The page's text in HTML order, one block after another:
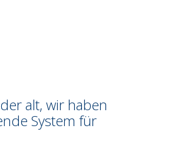
alt, wir haben
System für